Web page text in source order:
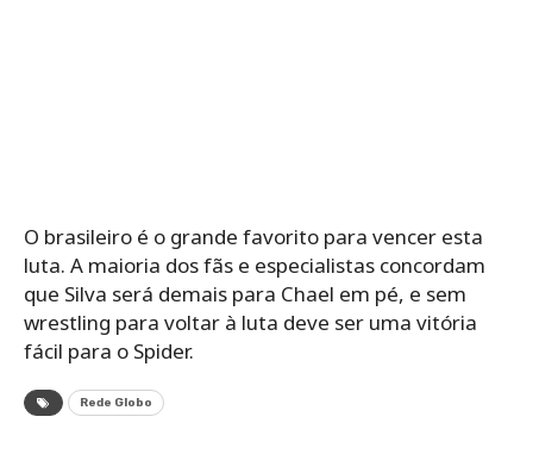
O brasileiro é o grande favorito para vencer esta
luta. A maioria dos fãs e especialistas concordam
que Silva será demais para Chael em pé, e sem
wrestling para voltar à luta deve ser uma vitória
fácil para o Spider.
Rede Globo